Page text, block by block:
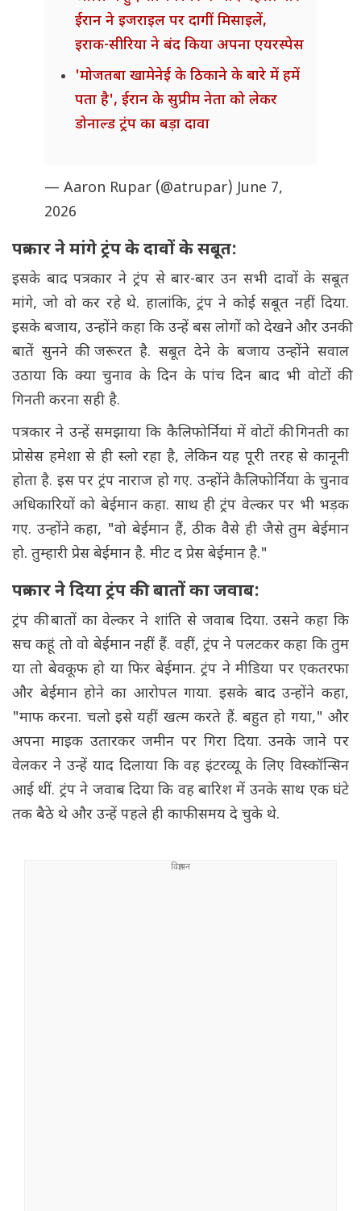
ईरान ने इजराइल पर दागीं मिसाइलें,
इराक-सीरिया ने बंद किया अपना एयरस्पेस
'मोजतबा खामेनेई के ठिकाने के बारे में हमें
पता है', ईरान के सुप्रीम नेता को लेकर
डोनाल्ड ट्रंप का बड़ा दावा
— Aaron Rupar (@atrupar)June 7,
2026
पत्रकार ने मांगे ट्रंप के दावों के सबूत:
इसके बाद पत्रकार ने ट्रंप से बार-बार उन सभी दावों के सबूत
मांगे, जो वो कर रहे थे. हालांकि, ट्रंप ने कोई सबूत नहीं दिया.
इसके बजाय, उन्होंने कहा कि उन्हें बस लोगों को देखने और उनकी
बातें सुनने की जरूरत है. सबूत देने के बजाय उन्होंने सवाल
उठाया कि क्या चुनाव के दिन के पांच दिन बाद भी वोटों की
गिनती करना सही है.
पत्रकार ने उन्हें समझाया कि कैलिफोर्नियां में वोटों की गिनती का
प्रोसेस हमेशा से ही स्लो रहा है, लेकिन यह पूरी तरह से कानूनी
होता है. इस पर ट्रंप नाराज हो गए. उन्होंने कैलिफोर्निया के चुनाव
अधिकारियों को बेईमान कहा. साथ ही ट्रंप वेल्कर पर भी भड़क
गए. उन्होंने कहा, "वो बेईमान हैं, ठीक वैसे ही जैसे तुम बेईमान
हो. तुम्हारी प्रेस बेईमान है. मीट द प्रेस बेईमान है."
पत्रकार ने दिया ट्रंप की बातों का जवाब:
ट्रंप की बातों का वेल्कर ने शांति से जवाब दिया. उसने कहा कि
सच कहूं तो वो बेईमान नहीं हैं. वहीं, ट्रंप ने पलटकर कहा कि तुम
या तो बेवकूफ हो या फिर बेईमान. ट्रंप ने मीडिया पर एकतरफा
और बेईमान होने का आरोपल गाया. इसके बाद उन्होंने कहा,
"माफ करना. चलो इसे यहीं खत्म करते हैं. बहुत हो गया," और
अपना माइक उतारकर जमीन पर गिरा दिया. उनके जाने पर
वेलकर ने उन्हें याद दिलाया कि वह इंटरव्यू के लिए विस्कॉन्सिन
आई थीं. ट्रंप ने जवाब दिया कि वह बारिश में उनके साथ एक घंटे
तक बैठे थे और उन्हें पहले ही काफी समय दे चुके थे.